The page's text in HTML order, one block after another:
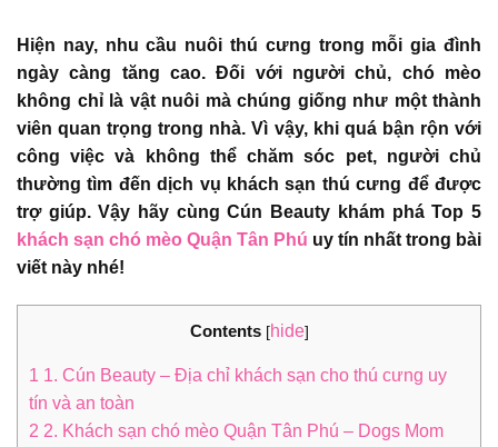
Hiện nay, nhu cầu nuôi thú cưng trong mỗi gia đình
ngày càng tăng cao. Đối với người chủ, chó mèo
không chỉ là vật nuôi mà chúng giống như một thành
viên quan trọng trong nhà. Vì vậy, khi quá bận rộn với
công việc và không thể chăm sóc pet, người chủ
thường tìm đến dịch vụ khách sạn thú cưng để được
trợ giúp. Vậy hãy cùng Cún Beauty khám phá Top 5
khách sạn chó mèo Quận Tân Phú uy tín nhất trong bài
viết này nhé!
Contents [hide]
1 1. Cún Beauty – Địa chỉ khách sạn cho thú cưng uy
tín và an toàn
2 2. Khách sạn chó mèo Quận Tân Phú – Dogs Mom